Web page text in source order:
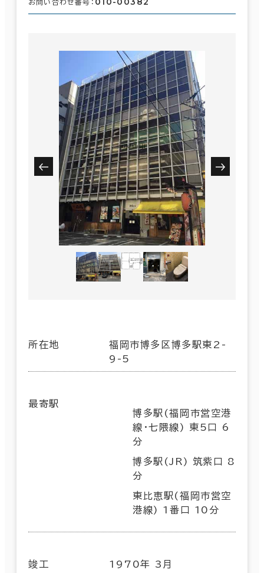
お問い合わせ番号：
所在地
福岡市博多区博多駅東2-
9-5
最寄駅
博多駅(福岡市営空港
線･七隈線) 東5口 6
分
博多駅(JR) 筑紫口 8
分
東比恵駅(福岡市営空
港線) 1番口 10分
竣工 1970年 3月